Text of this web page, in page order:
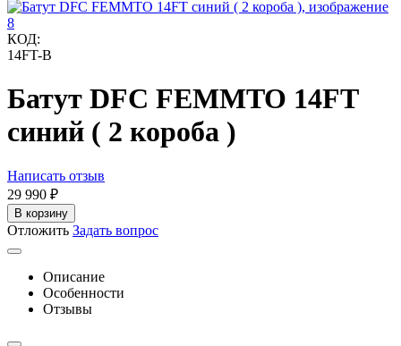
КОД:
14FT-B
Батут DFC FEMMTO 14FT
синий ( 2 короба )
Написать отзыв
29 990 ₽
В корзину
Отложить Задать вопрос
Описание
Особенности
Отзывы